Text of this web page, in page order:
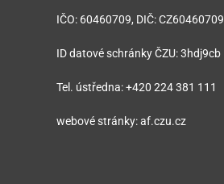
IČO: 60460709, DIČ: CZ60460709
ID datové schránky ČZU: 3hdj9cb
Tel. ústředna: +420 224 381 111
webové stránky: af.czu.cz